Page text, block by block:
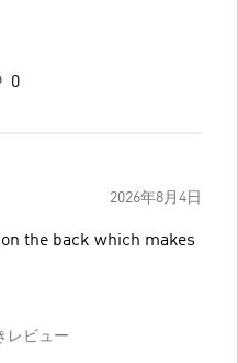
0
2026年8月4日
the back which makes
レビュー